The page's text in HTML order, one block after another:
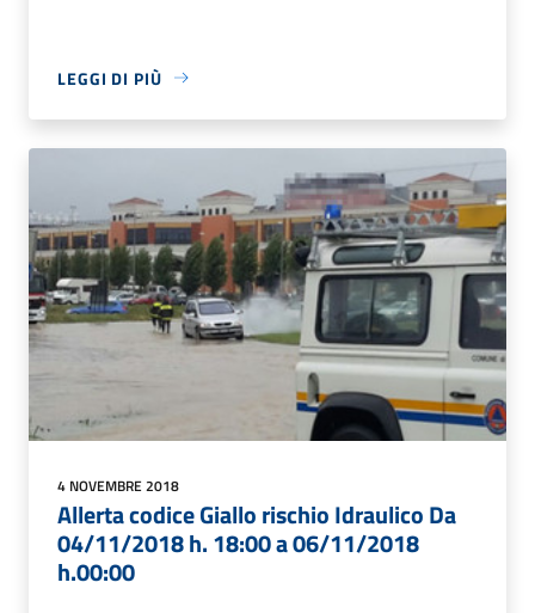
LEGGI DI PIÙ
4 NOVEMBRE 2018
Allerta codice Giallo rischio Idraulico Da
04/11/2018 h. 18:00 a 06/11/2018
h.00:00